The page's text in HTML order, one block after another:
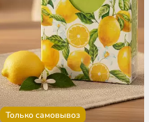
Только самовывоз